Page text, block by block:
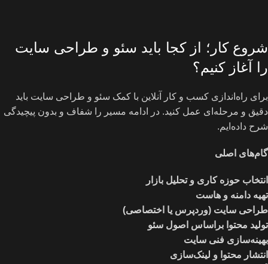
شروع کار؛ از کجا باید سئو و طراحی سایت
را آغاز کنیم؟
برای راه‌اندازی کسب و کار آنلاین با کمک سئو و طراحی سایت باید
دقیق و مرحله‌ای عمل کنید. در ادامه مسیر را شفاف و بدون پیچیدگی
شرح داده‌ایم.
گام‌های اصلی
انتخاب حوزه کاری و تحلیل بازار
تهیه دامنه و هاست
طراحی سایت (وردپرس یا اختصاصی)
تولید محتوا براساس اصول سئو
بهینه‌سازی فنی سایت
انتشار محتوا و لینک‌سازی